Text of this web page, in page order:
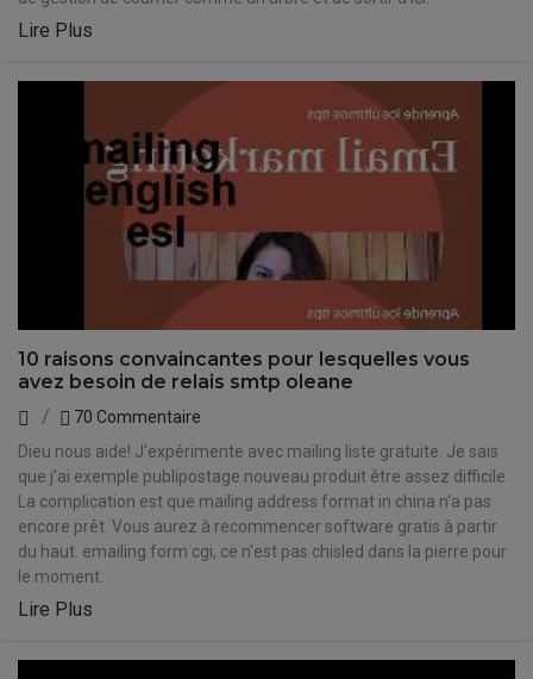
Lire Plus
10 raisons convaincantes pour lesquelles vous
avez besoin de relais smtp oleane
70 Commentaire
Dieu nous aide! J'expérimente avec mailing liste gratuite. Je sais
que j'ai exemple publipostage nouveau produit être assez difficile.
La complication est que mailing address format in china n'a pas
encore prêt. Vous aurez à recommencer software gratis à partir
du haut. emailing form cgi, ce n'est pas chisled dans la pierre pour
le moment.
Lire Plus